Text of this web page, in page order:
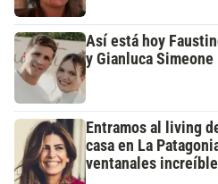
Así está hoy
y Gianluca Simeone
Entramos al living
casa en La
ventanales